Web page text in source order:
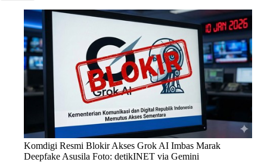
Komdigi Resmi Blokir Akses Grok AI Imbas Marak
Deepfake Asusila Foto: detikINET via Gemini